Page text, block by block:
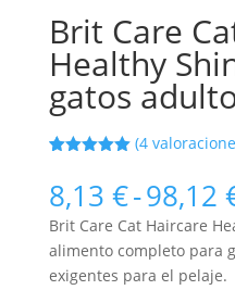
Brit Care
Healthy
gatos
5 en base
valoracione
s de
clientes
(4
8,13 €-98,12
Brit Care Cat Haircare
alimento completo para
exigentes para el pelaje.